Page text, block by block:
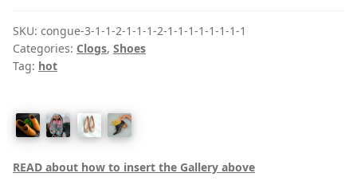
SKU: congue-3-1-1-2-1-1-1-2-1-1-1-1-1-1-1-1
Categories: Clogs, Shoes
Tag: hot
READ about how to insert the Gallery above